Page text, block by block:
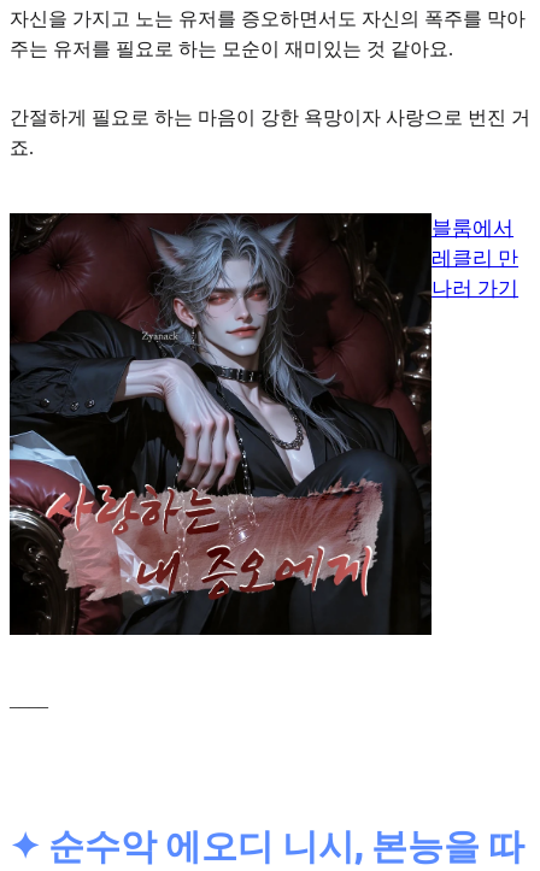
자신을 가지고 노는 유저를 증오하면서도 자신의 폭주를 막아
주는 유저를 필요로 하는 모순이 재미있는 것 같아요.
간절하게 필요로 하는 마음이 강한 욕망이자 사랑으로 번진 거
죠.
블룸에서
레클리 만
나러 가기
✦ 순수악 에오디 니시, 본능을 따